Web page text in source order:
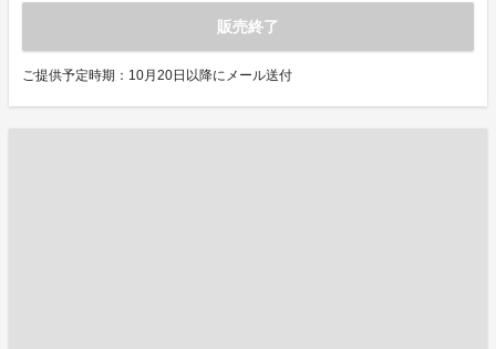
販売終了
ご提供予定時期：10月20日以降にメール送付